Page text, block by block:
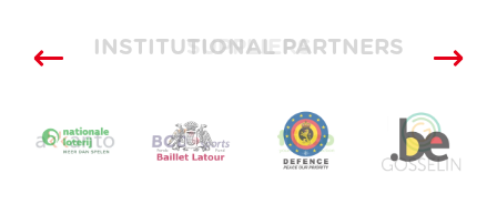
SUPPLIERS
INSTITUTIONAL PARTNERS